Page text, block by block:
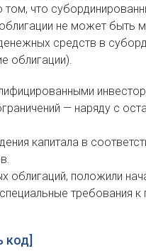
что
не может быть
средств в
облигации).
— наряду с
капитала в
положили
код]